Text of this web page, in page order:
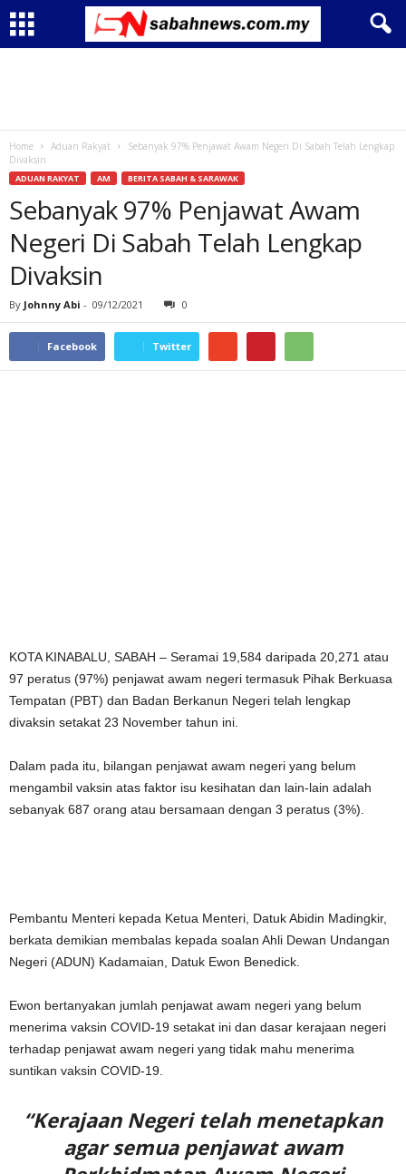
Home Aduan Rakyat
Sebanyak 97% Penjawat Awam Negeri Di Sabah Telah Lengkap
Divaksin
ADUAN RAKYAT AM BERITA SABAH & SARAWAK
Sebanyak 97% Penjawat Awam
Negeri Di Sabah Telah Lengkap
Divaksin
By Johnny Abi - 09/12/2021 0
Facebook Twitter
KOTA KINABALU, SABAH – Seramai 19,584 daripada 20,271 atau
97 peratus (97%) penjawat awam negeri termasuk Pihak Berkuasa
Tempatan (PBT) dan Badan Berkanun Negeri telah lengkap
divaksin setakat 23 November tahun ini.
Dalam pada itu, bilangan penjawat awam negeri yang belum
mengambil vaksin atas faktor isu kesihatan dan lain-lain adalah
sebanyak 687 orang atau bersamaan dengan 3 peratus (3%).
Pembantu Menteri kepada Ketua Menteri, Datuk Abidin Madingkir,
berkata demikian membalas kepada soalan Ahli Dewan Undangan
Negeri (ADUN) Kadamaian, Datuk Ewon Benedick.
Ewon bertanyakan jumlah penjawat awam negeri yang belum
menerima vaksin COVID-19 setakat ini dan dasar kerajaan negeri
terhadap penjawat awam negeri yang tidak mahu menerima
suntikan vaksin COVID-19.
“Kerajaan Negeri telah menetapkan
agar semua penjawat awam